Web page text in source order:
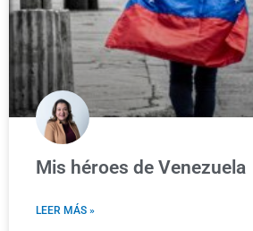
Mis héroes de Venezuela
LEER MÁS »